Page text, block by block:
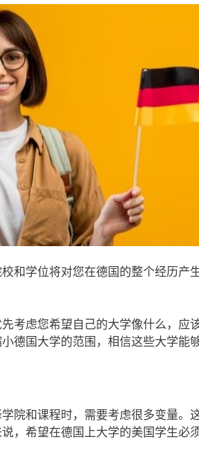
和学位将对您在德国的整个经历产
考虑您希望自己的大学像什么，应
德国大学的范围，相信这些大学能
院和课程时，需要考虑很多变量。
，希望在德国上大学的美国学生必